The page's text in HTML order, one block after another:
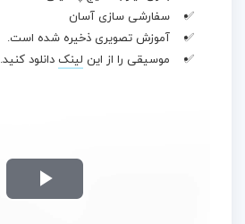
سفارشی سازی آسان
آموزش تصویری ذخیره شده است.
موسیقی را از این لینک دانلود کنید.
Play